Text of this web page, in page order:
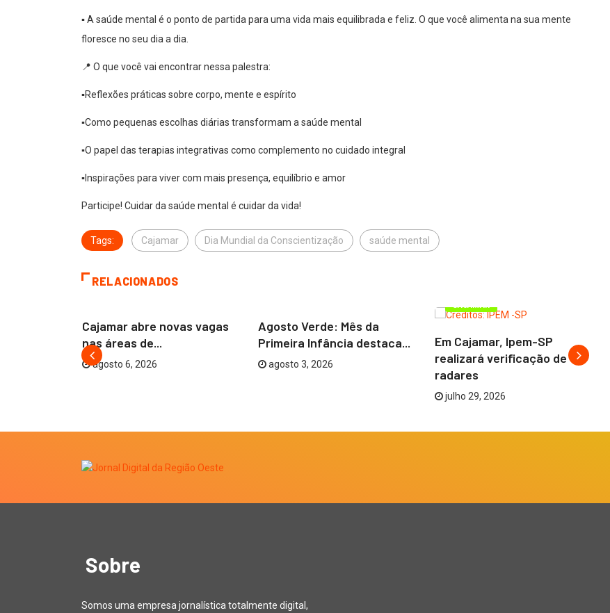
▪️ A saúde mental é o ponto de partida para uma vida mais equilibrada e feliz. O que você alimenta na sua mente
floresce no seu dia a dia.
📍 O que você vai encontrar nessa palestra:
▪️Reflexões práticas sobre corpo, mente e espírito
▪️Como pequenas escolhas diárias transformam a saúde mental
▪️O papel das terapias integrativas como complemento no cuidado integral
▪️Inspirações para viver com mais presença, equilíbrio e amor
Participe! Cuidar da saúde mental é cuidar da vida!
Tags: Cajamar Dia Mundial da Conscientização saúde mental
RELACIONADOS
Cajamar abre novas vagas
nas áreas de...
agosto 6, 2026
Agosto Verde: Mês da
Primeira Infância destaca...
agosto 3, 2026
Em Cajamar, Ipem-SP
realizará verificação de
radares
julho 29, 2026
Sobre
Somos uma empresa jornalística totalmente digital,